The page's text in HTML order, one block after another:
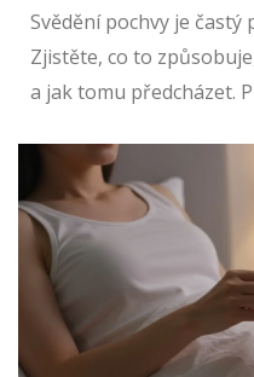
Svědění pochvy je
Zjistěte, co to
a jak tomu předcházet.